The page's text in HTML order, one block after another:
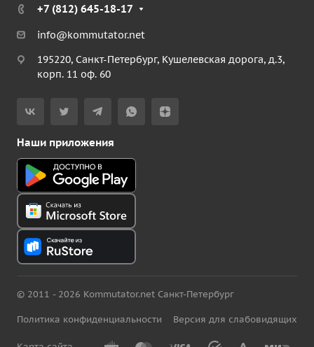
+7 (812) 645-18-17
info@kommutator.net
195220, Санкт-Петербург, Кушелевская дорога, д.3,
корп. 11 оф. 60
Наши приложения
© 2011 - 2026 Kommutator.net Санкт-Петербург
Политика конфиденциальности Версия для слабовидящих